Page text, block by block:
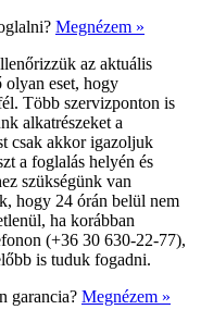
Megnézem »
az aktuális
olyan eset, hogy
Több szervizponton is
alkatrészeket a
csak akkor igazoljuk
a foglalás helyén és
szükségünk van
hogy 24 órán belül nem
ha korábban
(+36 30 630-22-77),
is tuduk fogadni.
garancia? Megnézem »